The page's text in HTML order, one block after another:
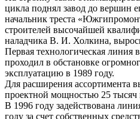
цикла поднял завод до вершин
начальник треста
строителей высочайшей
наладчика В. И. Холкина,
Первая технологическая
проходил в обстановке
эксплуатацию в 1989 году.
Для расширения ассортимента
проектной мощностью 25 тысяч
В 1996 году задействована
году за счет собственных